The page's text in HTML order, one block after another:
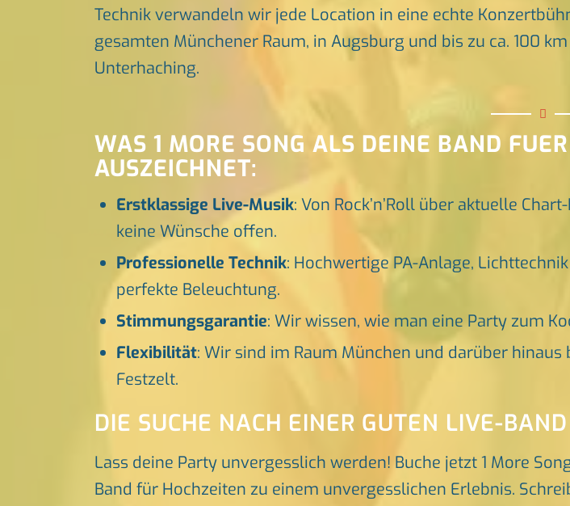
Technik verwandeln wir jede Location in eine echte
gesamten Münchener Raum, in Augsburg und bis zu ca. 100
Unterhaching.
WAS 1 MORE SONG ALS DEINE BAND
AUSZEICHNET:
Erstklassige Live-Musik: Von Rock’n’Roll über aktuelle
keine Wünsche offen.
Professionelle Technik: Hochwertige PA-Anlage,
perfekte Beleuchtung.
Stimmungsgarantie: Wir wissen, wie man eine Party zum
Flexibilität: Wir sind im Raum München und darüber
Festzelt.
DIE SUCHE NACH EINER GUTEN LIVE-
Lass deine Party unvergesslich werden! Buche jetzt 1 More
Band für Hochzeiten zu einem unvergesslichen Erlebnis.